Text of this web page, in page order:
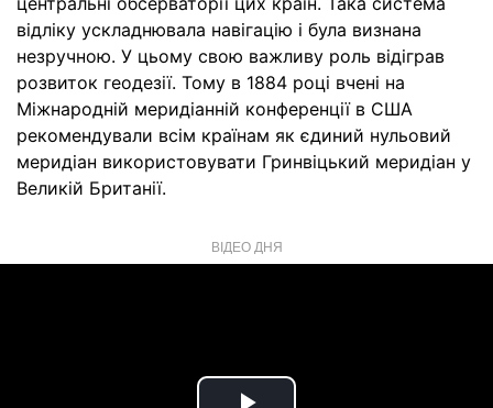
відліку ускладнювала навігацію і була визнана
незручною. У цьому свою важливу роль відіграв
розвиток геодезії. Тому в 1884 році вчені на
Міжнародній меридіанній конференції в США
рекомендували всім країнам як єдиний нульовий
меридіан використовувати Гринвіцький меридіан у
Великій Британії.
ВІДЕО ДНЯ